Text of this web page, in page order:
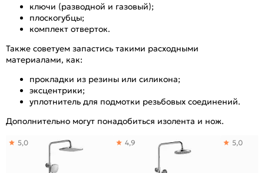
ключи (разводной и газовый);
плоскогубцы;
комплект отверток.
Также советуем запастись такими расходными
материалами, как:
прокладки из резины или силикона;
эксцентрики;
уплотнитель для подмотки резьбовых соединений.
Дополнительно могут понадобиться изолента и нож.
5,0 4,9 5,0